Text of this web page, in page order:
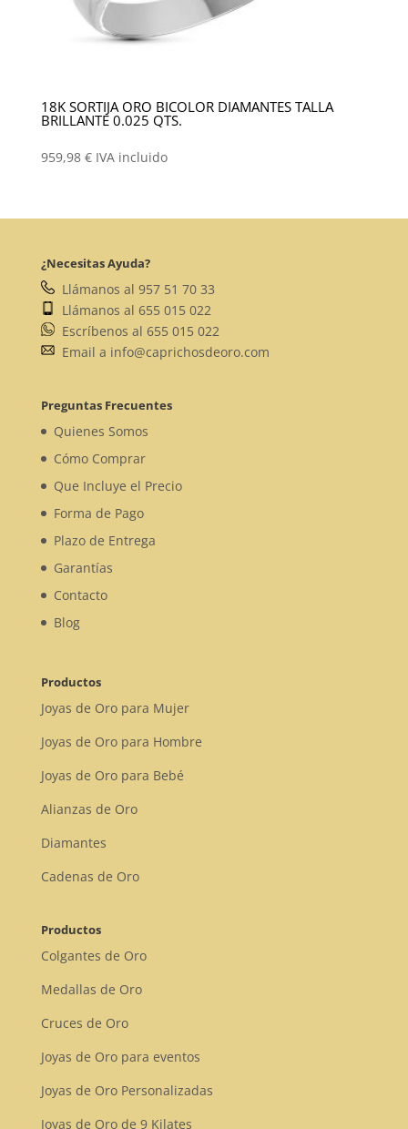
18K SORTIJA ORO BICOLOR DIAMANTES TALLA
BRILLANTE 0.025 QTS.
959,98 € IVA incluido
¿Necesitas Ayuda?
Llámanos al 957 51 70 33
Llámanos al 655 015 022
Escríbenos al 655 015 022
Email a info@caprichosdeoro.com
Preguntas Frecuentes
Quienes Somos
Cómo Comprar
Que Incluye el Precio
Forma de Pago
Plazo de Entrega
Garantías
Contacto
Blog
Productos
Joyas de Oro para Mujer
Joyas de Oro para Hombre
Joyas de Oro para Bebé
Alianzas de Oro
Diamantes
Cadenas de Oro
Productos
Colgantes de Oro
Medallas de Oro
Cruces de Oro
Joyas de Oro para eventos
Joyas de Oro Personalizadas
Joyas de Oro de 9 Kilates